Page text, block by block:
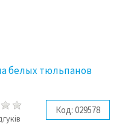
белых тюльпанов
Код: 029578